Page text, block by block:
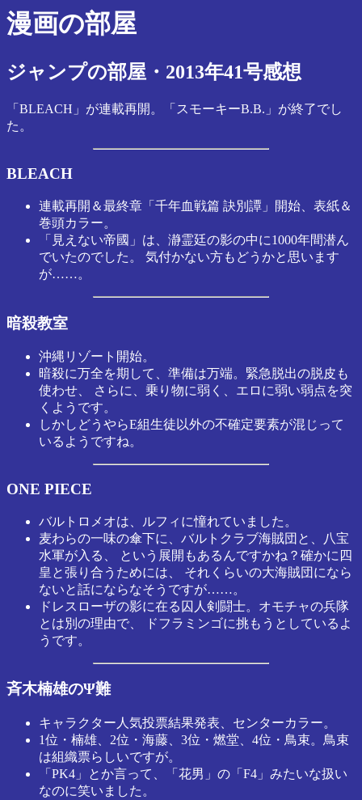
漫画の部屋
ジャンプの部屋・2013年41号感想
「BLEACH」が連載再開。「スモーキーB.B.」が終了でし
た。
BLEACH
連載再開＆最終章「千年血戦篇 訣別譚」開始、表紙＆
巻頭カラー。
「見えない帝國」は、瀞霊廷の影の中に1000年間潜ん
でいたのでした。 気付かない方もどうかと思います
が……。
暗殺教室
沖縄リゾート開始。
暗殺に万全を期して、準備は万端。緊急脱出の脱皮も
使わせ、 さらに、乗り物に弱く、エロに弱い弱点を突
くようです。
しかしどうやらE組生徒以外の不確定要素が混じって
いるようですね。
ONE PIECE
バルトロメオは、ルフィに憧れていました。
麦わらの一味の傘下に、バルトクラブ海賊団と、八宝
水軍が入る、 という展開もあるんですかね？確かに四
皇と張り合うためには、 それくらいの大海賊団になら
ないと話にならなそうですが……。
ドレスローザの影に在る囚人剣闘士。オモチャの兵隊
とは別の理由で、 ドフラミンゴに挑もうとしているよ
うです。
斉木楠雄のΨ難
キャラクター人気投票結果発表、センターカラー。
1位・楠雄、2位・海藤、3位・燃堂、4位・鳥束。鳥束
は組織票らしいですが。
「PK4」とか言って、「花男」の「F4」みたいな扱い
なのに笑いました。